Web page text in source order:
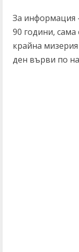
За информация
90 години,
крайна
ден върви по